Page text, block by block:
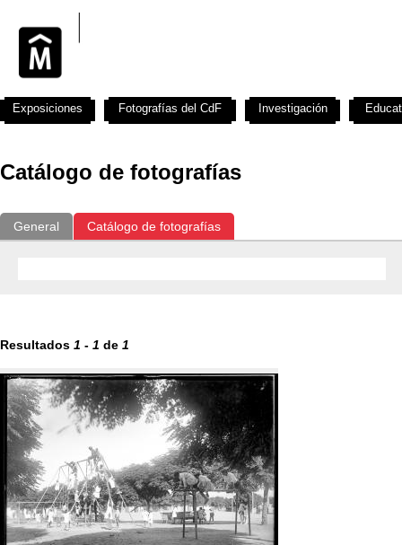
Catálogo de fotografías
General Catálogo de fotografías
Resultados 1 - 1 de 1
Exposiciones Fotografías del CdF Investigación